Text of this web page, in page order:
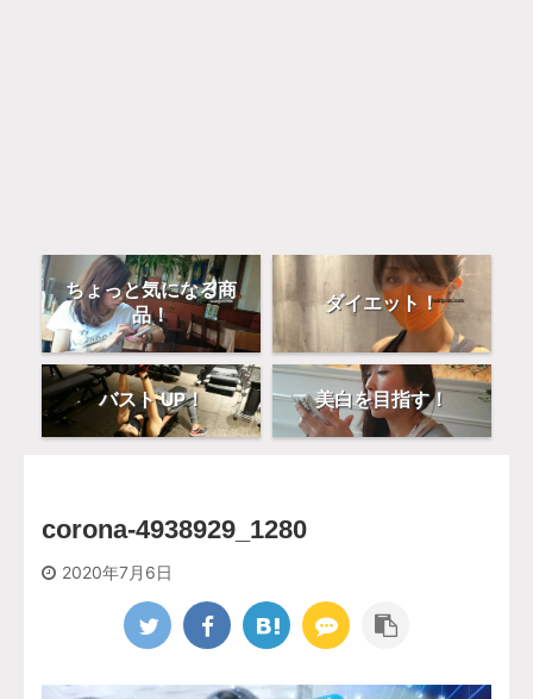
ちょっと気になる商
品！
ダイエット！
バスト UP！ 美白を目指す！
corona-4938929_1280
2020年7月6日